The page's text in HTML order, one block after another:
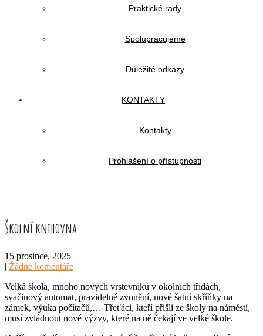
Praktické rady
Spolupracujeme
Důležité odkazy
KONTAKTY
Kontakty
Prohlášení o přístupnosti
Školní knihovna
15 prosince, 2025
| Žádné komentáře
Velká škola, mnoho nových vrstevníků v okolních třídách,
svačinový automat, pravidelné zvonění, nové šatní skříňky na
zámek, výuka počítačů,… Třeťáci, kteří přišli ze školy na náměstí,
musí zvládnout nové výzvy, které na ně čekají ve velké škole.